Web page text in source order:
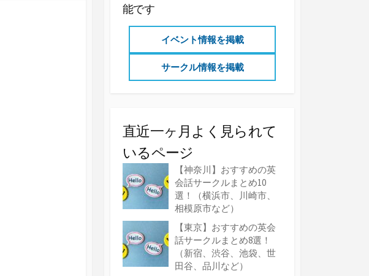
能です
イベント情報を掲載
サークル情報を掲載
直近一ヶ月よく見られて
いるページ
【神奈川】おすすめの英
会話サークルまとめ10
選！（横浜市、川崎市、
相模原市など）
【東京】おすすめの英会
話サークルまとめ8選！
（新宿、渋谷、池袋、世
田谷、品川など）